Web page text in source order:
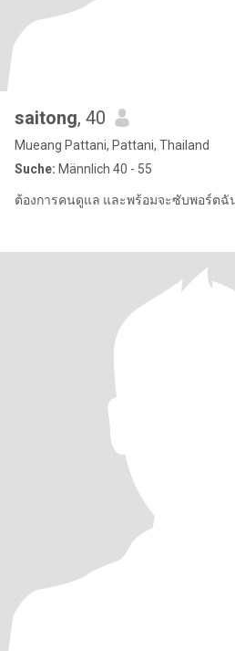
saitong, 40
Mueang Pattani, Pattani, Thailand
Suche: Männlich 40 - 55
ต้องการคนดูแล และพร้อมจะซับพอร์ต